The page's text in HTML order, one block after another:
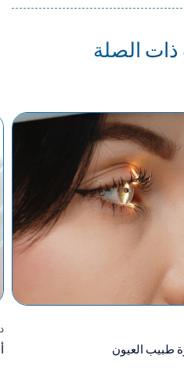
ذات الصلة
طبيب العيون